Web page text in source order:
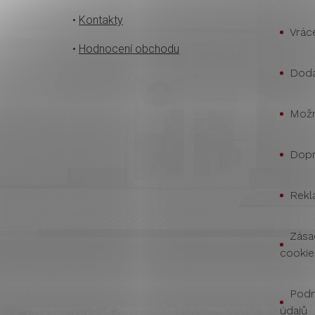
• Kontakty
• Hodnocení obchodu
údajů